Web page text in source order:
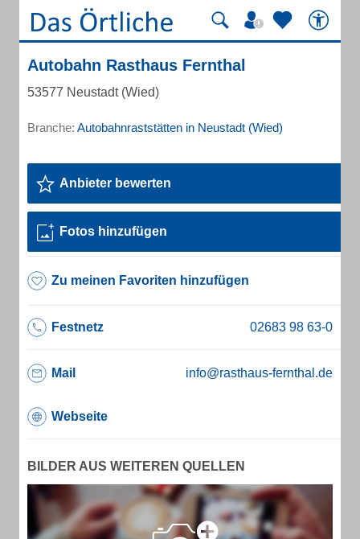
Autobahn Rasthaus Fernthal
53577 Neustadt (Wied)
Branche: Autobahnraststätten in Neustadt (Wied)
Anbieter bewerten
Fotos hinzufügen
Zu meinen Favoriten hinzufügen
Festnetz
Mail info@rasthaus-fernthal.de
Webseite
BILDER AUS WEITEREN QUELLEN